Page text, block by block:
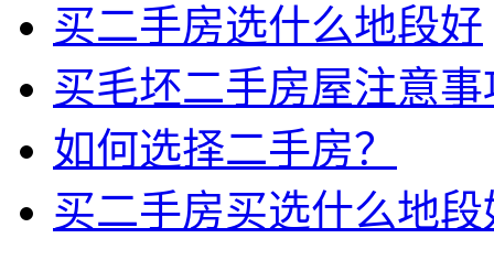
买二手房选什么地段好
买毛坯二手房屋注意事
如何选择二手房？
买二手房买选什么地段